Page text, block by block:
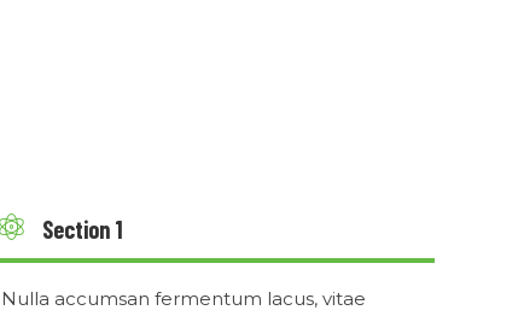
Section 1
Nulla accumsan fermentum lacus, vitae